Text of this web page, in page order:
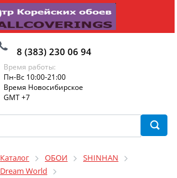
8 (383) 230 06 94
Время работы:
Пн-Вс 10:00-21:00
Время Новосибирское
GMT +7
Каталог ОБОИ
SHINHAN
Dream World